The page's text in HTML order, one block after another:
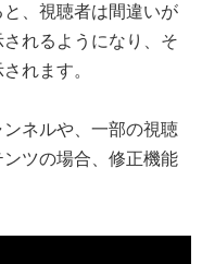
、視聴者は間違いが
れるようになり、そ
れます。
ネルや、一部の視聴
ツの場合、修正機能